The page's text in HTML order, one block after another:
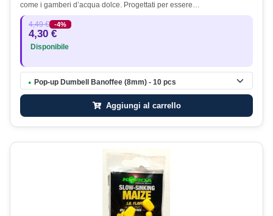
come i gamberi d’acqua dolce. Progettati per essere…
4,49 € -4%
4,30 €
Disponibile
● Pop-up Dumbell Banoffee (8mm) - 10 pcs
Aggiungi al carrello